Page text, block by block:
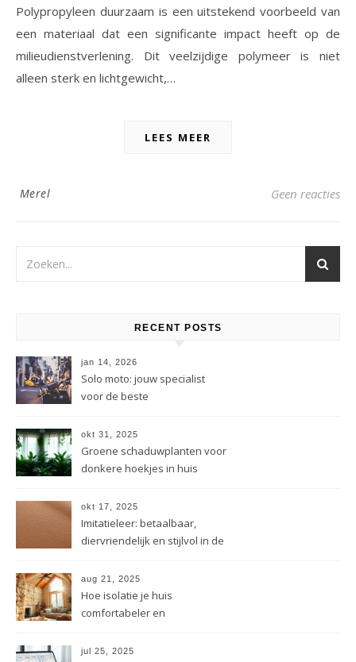
Polypropyleen duurzaam is een uitstekend voorbeeld van
een materiaal dat een significante impact heeft op de
milieudienstverlening. Dit veelzijdige polymeer is niet
alleen sterk en lichtgewicht,…
LEES MEER
Merel Geen reacties
RECENT POSTS
jan 14, 2026
Solo moto: jouw specialist
voor de beste
okt 31, 2025
Groene schaduwplanten voor
donkere hoekjes in huis
okt 17, 2025
Imitatieleer: betaalbaar,
diervriendelijk en stijlvol in de
aug 21, 2025
Hoe isolatie je huis
comfortabeler en
jul 25, 2025